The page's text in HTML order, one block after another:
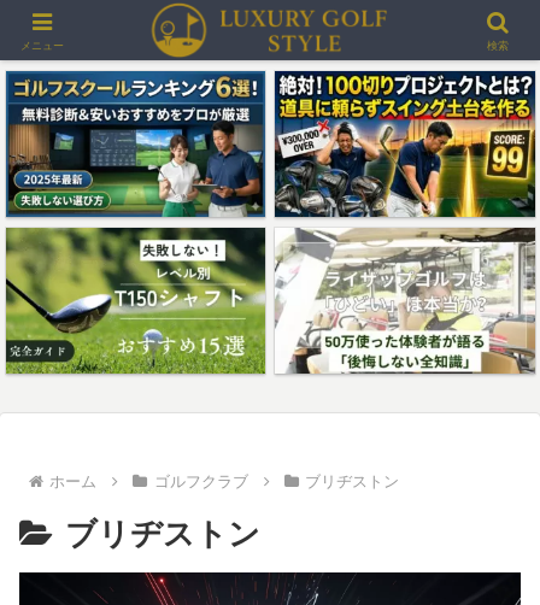
＞＞最大3000ポイントプレゼント！楽天GORAゴルフ場予約
ホーム ゴルフクラブ ブリヂストン
ブリヂストン
メニュー 検索